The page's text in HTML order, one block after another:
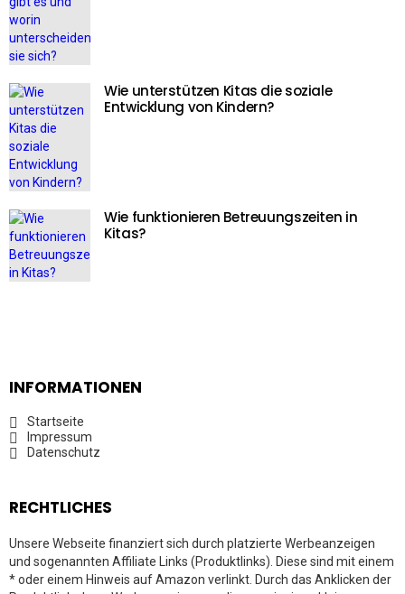
Wie unterstützen Kitas die soziale
Entwicklung von Kindern?
Wie funktionieren Betreuungszeiten in
Kitas?
INFORMATIONEN
Startseite
Impressum
Datenschutz
RECHTLICHES
Unsere Webseite finanziert sich durch platzierte Werbeanzeigen
und sogenannten Affiliate Links (Produktlinks). Diese sind mit einem
* oder einem Hinweis auf Amazon verlinkt. Durch das Anklicken der